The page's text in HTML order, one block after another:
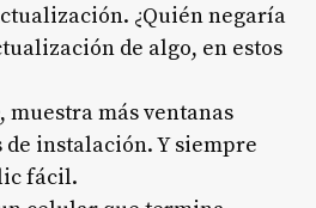
¿Quién negaría
de algo, en estos
muestra más ventanas
instalación. Y siempre
fácil.